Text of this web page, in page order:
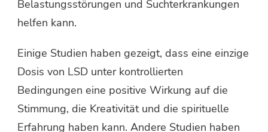
Belastungsstörungen und Suchterkrankungen
helfen kann.
Einige Studien haben gezeigt, dass eine einzige
Dosis von LSD unter kontrollierten
Bedingungen eine positive Wirkung auf die
Stimmung, die Kreativität und die spirituelle
Erfahrung haben kann. Andere Studien haben